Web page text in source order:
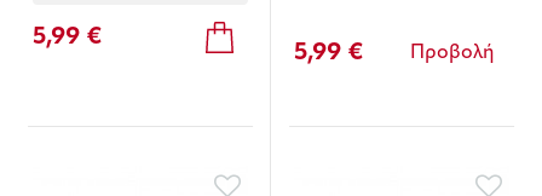
5,99 €
5,99 € Προβολή